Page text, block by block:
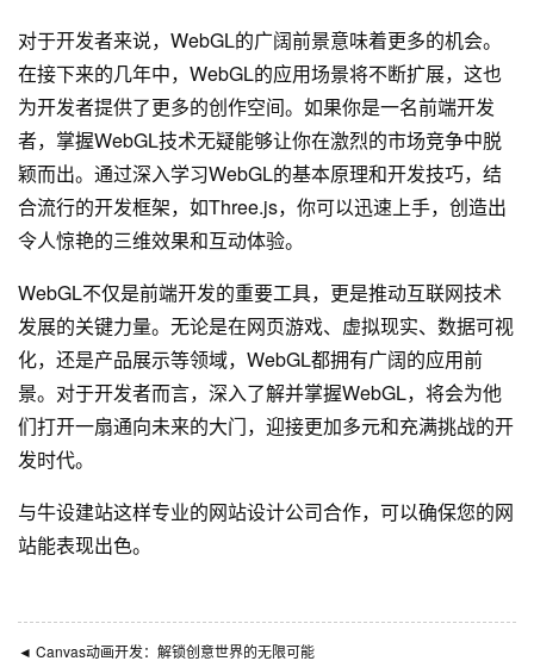
对于开发者来说，WebGL的广阔前景意味着更多的机会。
在接下来的几年中，WebGL的应用场景将不断扩展，这也
为开发者提供了更多的创作空间。如果你是一名前端开发
者，掌握WebGL技术无疑能够让你在激烈的市场竞争中脱
颖而出。通过深入学习WebGL的基本原理和开发技巧，结
合流行的开发框架，如Three.js，你可以迅速上手，创造出
令人惊艳的三维效果和互动体验。
WebGL不仅是前端开发的重要工具，更是推动互联网技术
发展的关键力量。无论是在网页游戏、虚拟现实、数据可视
化，还是产品展示等领域，WebGL都拥有广阔的应用前
景。对于开发者而言，深入了解并掌握WebGL，将会为他
们打开一扇通向未来的大门，迎接更加多元和充满挑战的开
发时代。
与牛设建站这样专业的网站设计公司合作，可以确保您的网
站能表现出色。
◄ Canvas动画开发：解锁创意世界的无限可能